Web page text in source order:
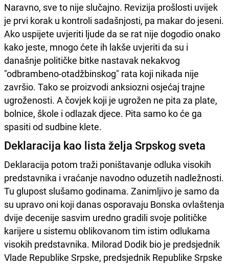
Naravno, sve to nije slučajno. Revizija prošlosti uvijek
je prvi korak u kontroli sadašnjosti, pa makar do jeseni.
Ako uspijete uvjeriti ljude da se rat nije dogodio onako
kako jeste, mnogo ćete ih lakše uvjeriti da su i
današnje političke bitke nastavak nekakvog
"odbrambeno-otadžbinskog" rata koji nikada nije
završio. Tako se proizvodi anksiozni osjećaj trajne
ugroženosti. A čovjek koji je ugrožen ne pita za plate,
bolnice, škole i odlazak djece. Pita samo ko će ga
spasiti od sudbine klete.
Deklaracija kao lista želja Srpskog sveta
Deklaracija potom traži poništavanje odluka visokih
predstavnika i vraćanje navodno oduzetih nadležnosti.
Tu glupost slušamo godinama. Zanimljivo je samo da
su upravo oni koji danas osporavaju Bonska ovlaštenja
dvije decenije sasvim uredno gradili svoje političke
karijere u sistemu oblikovanom tim istim odlukama
visokih predstavnika. Milorad Dodik bio je predsjednik
Vlade Republike Srpske, predsjednik Republike Srpske